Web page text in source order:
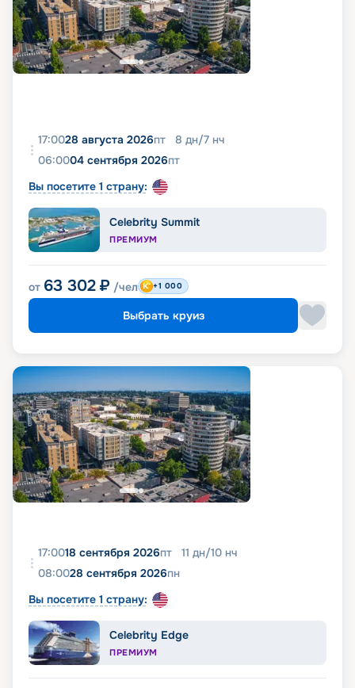
17:0028 августа 2026пт 8 дн/7 нч
06:0004 сентября 2026пт
Вы посетите 1 страну:
Celebrity Summit
ПРЕМИУМ
от 63 302 ₽ /чел +1 000
Выбрать круиз
17:0018 сентября 2026пт 11 дн/10 нч
08:0028 сентября 2026пн
Вы посетите 1 страну:
Celebrity Edge
ПРЕМИУМ